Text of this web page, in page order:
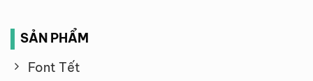
SẢN PHẨM
Font Tết